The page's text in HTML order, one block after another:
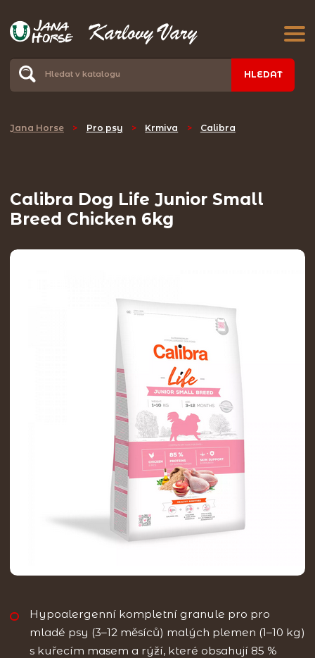
HLEDAT
Jana Horse > Pro psy > Krmiva > Calibra
Calibra Dog Life Junior Small
Breed Chicken 6kg
Hypoalergenní kompletní granule pro pro
mladé psy (3–12 měsíců) malých plemen (1–10 kg)
s kuřecím masem a rýží, které obsahují 85 %